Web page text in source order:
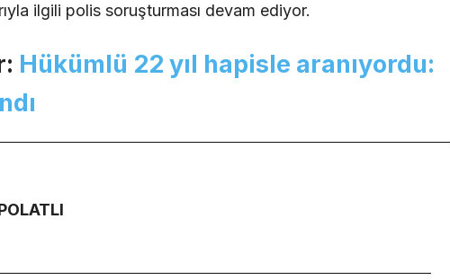
ilgili polis soruşturması devam ediyor.
Hükümlü 22 yıl hapisle aranıyordu: